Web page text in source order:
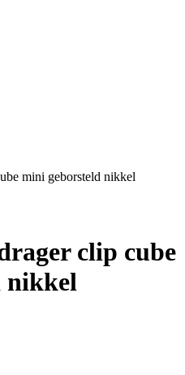
mini geborsteld nikkel
clip cube
nikkel